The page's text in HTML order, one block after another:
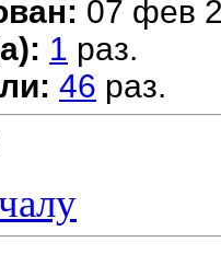
07 фев
1 раз.
46 раз.